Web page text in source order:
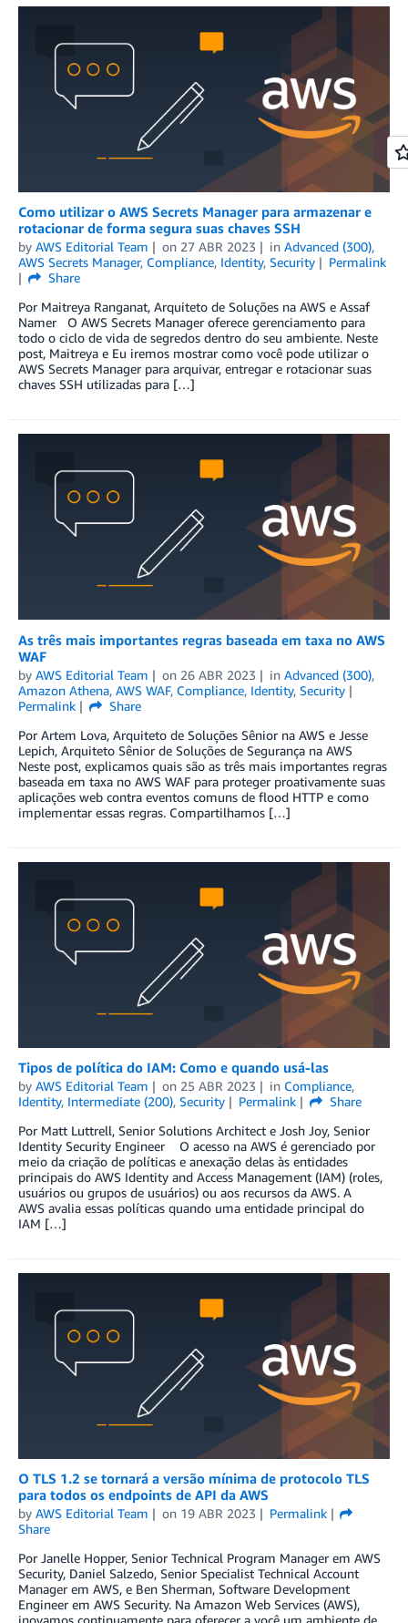
Como utilizar o AWS Secrets Manager para armazenar e
rotacionar de forma segura suas chaves SSH
by AWS Editorial Team on 27 ABR 2023 in Advanced (300),
AWS Secrets Manager, Compliance, Identity, Security
Permalink
Share
Por Maitreya Ranganat, Arquiteto de Soluções na AWS e Assaf
Namer O AWS Secrets Manager oferece gerenciamento para
todo o ciclo de vida de segredos dentro do seu ambiente. Neste
post, Maitreya e Eu iremos mostrar como você pode utilizar o
AWS Secrets Manager para arquivar, entregar e rotacionar suas
chaves SSH utilizadas para […]
As três mais importantes regras baseada em taxa no AWS
WAF
by AWS Editorial Team on 26 ABR 2023 in Advanced (300),
Amazon Athena, AWS WAF, Compliance, Identity, Security
Permalink
Share
Por Artem Lova, Arquiteto de Soluções Sênior na AWS e Jesse
Lepich, Arquiteto Sênior de Soluções de Segurança na AWS
Neste post, explicamos quais são as três mais importantes regras
baseada em taxa no AWS WAF para proteger proativamente suas
aplicações web contra eventos comuns de flood HTTP e como
implementar essas regras. Compartilhamos […]
Tipos de política do IAM: Como e quando usá-las
by AWS Editorial Team on 25 ABR 2023 in Compliance,
Identity, Intermediate (200), Security Permalink
Share
Por Matt Luttrell, Senior Solutions Architect e Josh Joy, Senior
Identity Security Engineer O acesso na AWS é gerenciado por
meio da criação de políticas e anexação delas às entidades
principais do AWS Identity and Access Management (IAM) (roles,
usuários ou grupos de usuários) ou aos recursos da AWS. A
AWS avalia essas políticas quando uma entidade principal do
IAM […]
O TLS 1.2 se tornará a versão mínima de protocolo TLS
para todos os endpoints de API da AWS
by AWS Editorial Team on 19 ABR 2023
Permalink
Share
Por Janelle Hopper, Senior Technical Program Manager em AWS
Security, Daniel Salzedo, Senior Specialist Technical Account
Manager em AWS, e Ben Sherman, Software Development
Engineer em AWS Security. Na Amazon Web Services (AWS),